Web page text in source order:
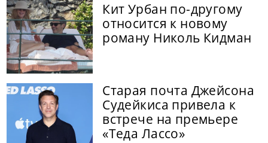
Кит Урбан по-другому
относится к новому
роману Николь Кидман
Старая почта Джейсона
Судейкиса привела к
встрече на премьере
«Теда Лассо»